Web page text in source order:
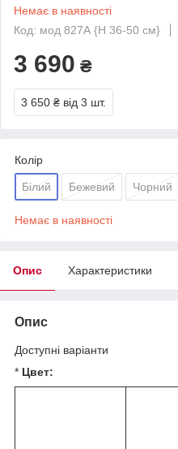
Немає в наявності
Код: мод 827А {H 36-50 см}
3 690 ₴
3 650 ₴ від 3 шт.
Колір
Білий Бежевий Чорний
Немає в наявності
Опис Характеристики
Опис
Доступні варіанти
* Цвет: